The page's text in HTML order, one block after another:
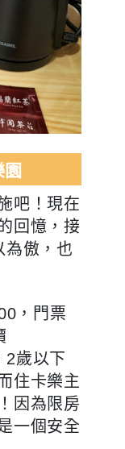
吧！現在
回憶，接
為傲，也
，門票
2歲以下
住卡樂主
因為限房
一個安全